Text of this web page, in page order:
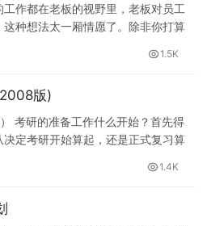
作都在老板的视野里，老板对员工
种想法太一厢情愿了。除非你打算
1.5K
版)
考研的准备工作什么开始？首先得
定考研开始算起，还是正式复习算
1.4K